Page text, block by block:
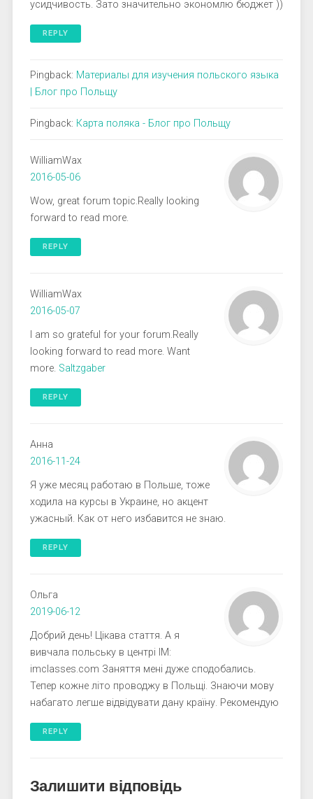
усидчивость. Зато значительно экономлю бюджет ))
REPLY
Pingback: Материалы для изучения польского языка
| Блог про Польщу
Pingback: Карта поляка - Блог про Польщу
WilliamWax
2016-05-06
Wow, great forum topic.Really looking
forward to read more.
REPLY
WilliamWax
2016-05-07
I am so grateful for your forum.Really
looking forward to read more. Want
more. Saltzgaber
REPLY
Анна
2016-11-24
Я уже месяц работаю в Польше, тоже
ходила на курсы в Украине, но акцент
ужасный. Как от него избавится не знаю.
REPLY
Ольга
2019-06-12
Добрий день! Цікава стаття. А я
вивчала польську в центрі ІМ:
imclasses.com Заняття мені дуже сподобались.
Тепер кожне літо проводжу в Польщі. Знаючи мову
набагато легше відвідувати дану країну. Рекомендую
REPLY
Залишити відповідь